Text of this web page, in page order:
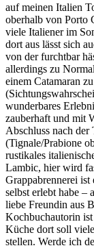
auf meinen Italien
oberhalb von Porto
viele Italiener im
dort aus lässt sich
von der furchtbar
allerdings zu
einem Catamaran
wunderbares
zauberhaft und mit
Abschluss nach der
(Tignale/Prabione
rustikales
Lambic, hier wird
Grappabrennerei
selbst erlebt habe –
liebe Freundin aus
Kochbuchautorin
Küche dort soll
stellen. Werde ich